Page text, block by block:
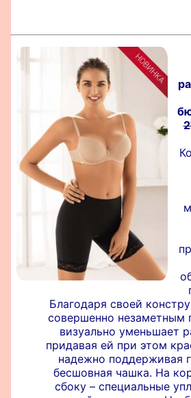
Благодаря своей
совершенно незаметным
визуально уменьшает
придавая ей при этом
надежно поддерживая
бесшовная чашка. На
сбоку – специальные